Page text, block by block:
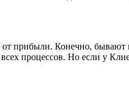
прибыли. Конечно,
процессов. Но если у